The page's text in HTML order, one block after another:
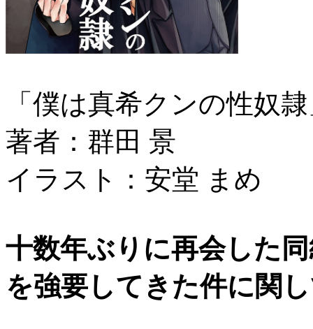
「僕は真希クンの性奴
著者：群田 景
イラスト：安堂 まめ
十数年ぶりに再会した
を強要してきた件に関